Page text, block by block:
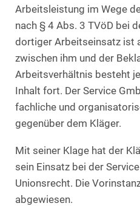
Arbeitsleistung im Wege
nach § 4 Abs. 3 TVöD bei
dortiger Arbeitseinsatz ist
zwischen ihm und der
Arbeitsverhältnis besteht
Inhalt fort. Der Service
fachliche und
gegenüber dem Kläger.
Mit seiner Klage hat der
sein Einsatz bei der
Unionsrecht. Die
abgewiesen.